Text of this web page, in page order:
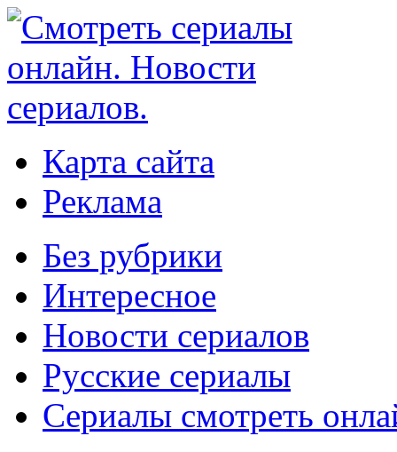
Карта сайта
Реклама
Без рубрики
Интересное
Новости сериалов
Русские сериалы
Сериалы смотреть